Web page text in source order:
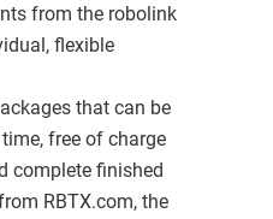
from the robolink
flexible
that can be
free of charge
complete finished
RBTX.com, the